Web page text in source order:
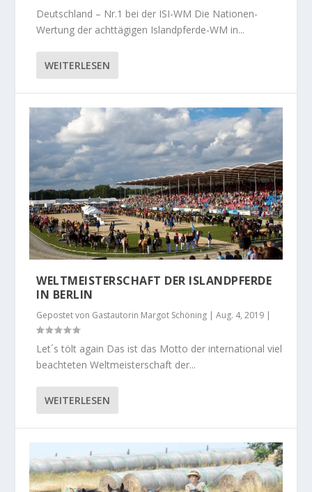
Deutschland – Nr.1 bei der ISI-WM Die Nationen-
Wertung der achttägigen Islandpferde-WM in...
WEITERLESEN
WELTMEISTERSCHAFT DER ISLANDPFERDE
IN BERLIN
Gepostet von Gastautorin Margot Schöning |Aug. 4, 2019 |
Let´s tölt again Das ist das Motto der international viel
beachteten Weltmeisterschaft der...
WEITERLESEN